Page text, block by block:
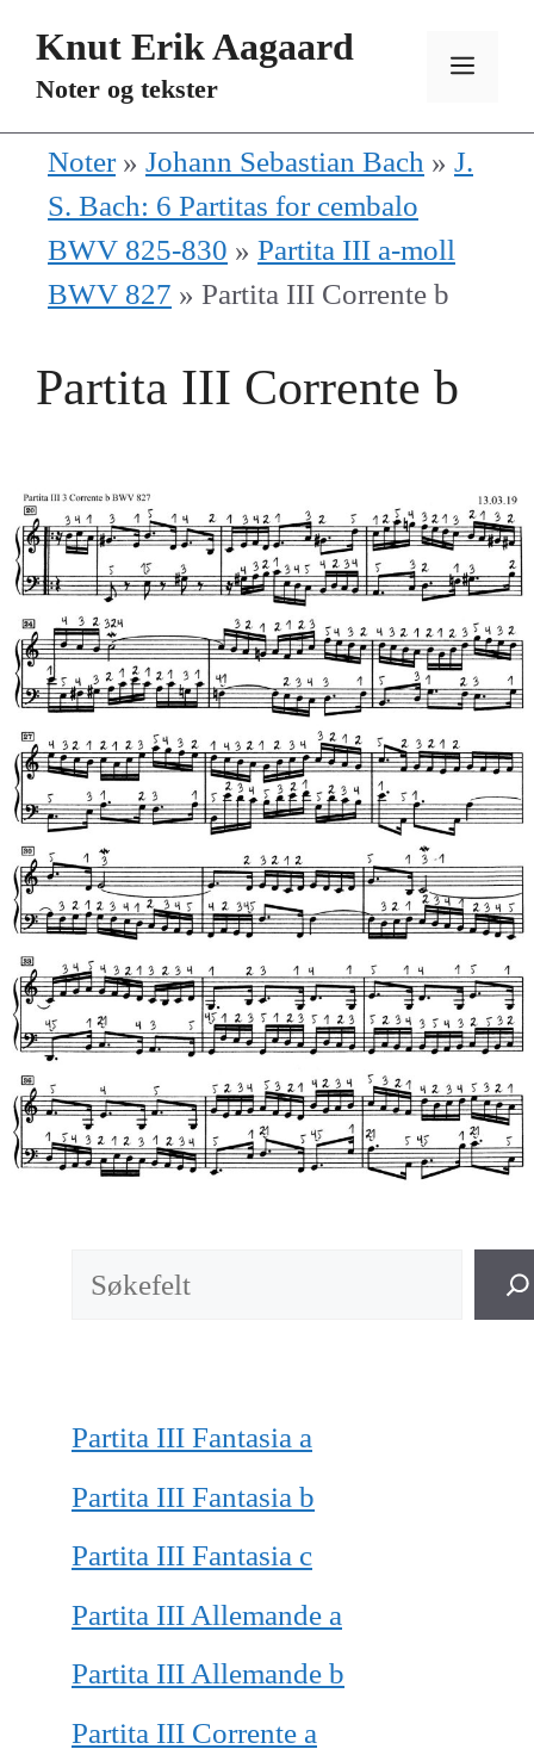
Knut Erik Aagaard
Noter og tekster
Noter» Johann Sebastian Bach » J.
S. Bach: 6 Partitas for cembalo
BWV 825-830 » Partita III a-moll
BWV 827 » Partita III Corrente b
Partita III Corrente b
Søk
Partita III Fantasia a
Partita III Fantasia b
Partita III Fantasia c
Partita III Allemande a
Partita III Allemande b
Partita III Corrente a